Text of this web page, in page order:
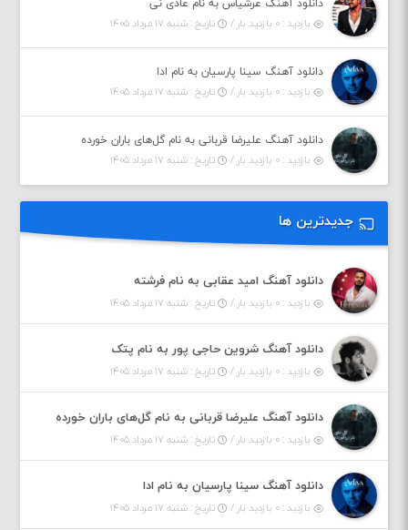
دانلود آهنگ عرشیاس به نام عادی نی
بازدید : ۰ بازدید بار /
تاریخ : شنبه ۱۷ مرداد ۱۴۰۵
دانلود آهنگ سینا پارسیان به نام ادا
بازدید : ۰ بازدید بار /
تاریخ : شنبه ۱۷ مرداد ۱۴۰۵
دانلود آهنگ علیرضا قربانی به نام گل‌های باران خورده
بازدید : ۰ بازدید بار /
تاریخ : شنبه ۱۷ مرداد ۱۴۰۵
جدیدترین ها
دانلود آهنگ امید عقابی به نام فرشته
بازدید : ۰ بازدید بار / تاریخ : شنبه ۱۷ مرداد ۱۴۰۵
دانلود آهنگ شروین حاجی پور به نام پتک
بازدید : ۰ بازدید بار / تاریخ : شنبه ۱۷ مرداد ۱۴۰۵
دانلود آهنگ علیرضا قربانی به نام گل‌های باران خورده
بازدید : ۰ بازدید بار / تاریخ : شنبه ۱۷ مرداد ۱۴۰۵
دانلود آهنگ سینا پارسیان به نام ادا
بازدید : ۰ بازدید بار / تاریخ : شنبه ۱۷ مرداد ۱۴۰۵